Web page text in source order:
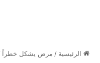
الرئيسية / مرض يشكل خطراً